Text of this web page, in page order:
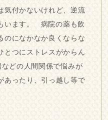
気付かないけれど、逆流
います。 病院の薬も飲
のになかなか良くならな
とつにストレスがからん
どの人間関係で悩みが
あったり、引っ越し等で